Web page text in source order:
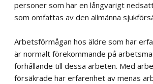
personer som har en långvarigt
som omfattas av den allmänna
Arbetsförmågan hos äldre som har
är normalt förekommande på
förhållande till dessa arbeten. Med
försäkrade har erfarenhet av menas